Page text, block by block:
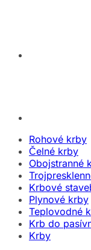
Rohové krby
Čelné krby
Obojstranné
Krbové
Plynové krby
Teplovodné
Krb do
Krby